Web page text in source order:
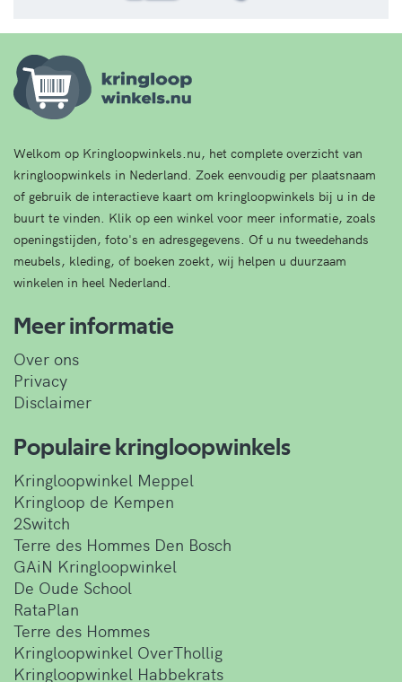
Welkom op Kringloopwinkels.nu, het complete overzicht van
kringloopwinkels in Nederland. Zoek eenvoudig per plaatsnaam
of gebruik de interactieve kaart om kringloopwinkels bij u in de
buurt te vinden. Klik op een winkel voor meer informatie, zoals
openingstijden, foto's en adresgegevens. Of u nu tweedehands
meubels, kleding, of boeken zoekt, wij helpen u duurzaam
winkelen in heel Nederland.
Meer informatie
Over ons
Privacy
Disclaimer
Populaire kringloopwinkels
Kringloopwinkel Meppel
Kringloop de Kempen
2Switch
Terre des Hommes Den Bosch
GAiN Kringloopwinkel
De Oude School
RataPlan
Terre des Hommes
Kringloopwinkel OverThollig
Kringloopwinkel Habbekrats